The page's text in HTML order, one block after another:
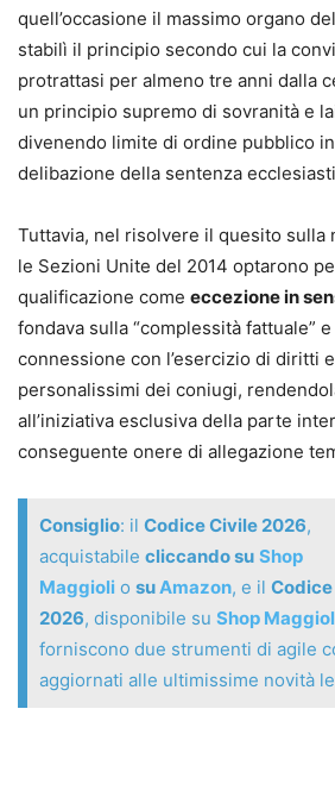
quell’occasione il massimo organo
stabilì il principio secondo cui la
protrattasi per almeno tre anni dalla
un principio supremo di sovranità e
divenendo limite di ordine pubblico
delibazione della sentenza
Tuttavia, nel risolvere il quesito sulla
le Sezioni Unite del 2014 optarono
qualificazione come eccezione in
fondava sulla “complessità fattuale”
connessione con l’esercizio di diritti
personalissimi dei coniugi,
all’iniziativa esclusiva della parte
conseguente onere di allegazione
Consiglio: il Codice Civile 2026,
acquistabile cliccando su Shop
Maggioli o suAmazon, e il
2026, disponibile su Shop
forniscono due strumenti di agile
aggiornati alle ultimissime novità